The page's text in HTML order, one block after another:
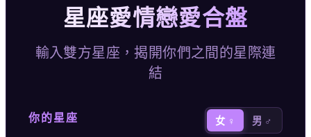
星座愛情戀愛合盤
輸入雙方星座，揭開你們之間的星際連
結
你的星座 女 ♀ 男 ♂